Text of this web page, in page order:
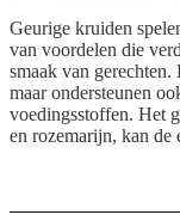
Geurige kruiden
van voordelen die
smaak van gerechten.
maar ondersteunen
voedingsstoffen. Het
en rozemarijn, kan